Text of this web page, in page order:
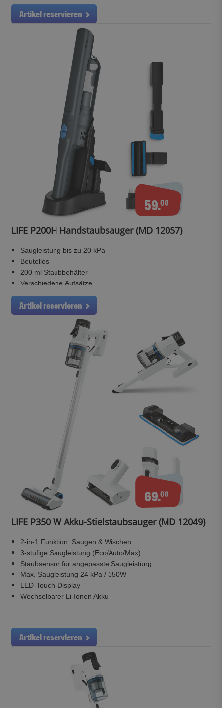
Artikel reservieren
59.00
LIFE P200H Handstaubsauger (MD 12057)
Saugleistung bis zu 20 kPa
Beutellos
200 ml Staubbehälter
Verschiedene Aufsätze
Artikel reservieren
69.00
LIFE P350 W Akku-Stielstaubsauger (MD 12049)
2-in-1 Funktion: Saugen & Wischen
3-stufige Saugleistung (Eco/Auto/Max)
Staubsensor für angepasste Saugleistung
Max. Saugleistung 24 kPa / 350W
LED-Touch-Display
Wechselbarer Li-Ionen Akku
Artikel reservieren